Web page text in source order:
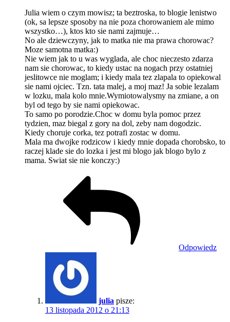
Julia wiem o czym mowisz; ta beztroska, to blogie lenistwo
(ok, sa lepsze sposoby na nie poza chorowaniem ale mimo
wszystko…), ktos kto sie nami zajmuje…
No ale dziewczyny, jak to matka nie ma prawa chorowac?
Moze samotna matka:)
Nie wiem jak to u was wyglada, ale choc nieczesto zdarza
nam sie chorowac, to kiedy ustac na nogach przy ostatniej
jeslitowce nie moglam; i kiedy mala tez zlapala to opiekowal
sie nami ojciec. Tzn. tata malej, a moj maz! Ja sobie lezalam
w lozku, mala kolo mnie.Wymiotowalysmy na zmiane, a on
byl od tego by sie nami opiekowac.
To samo po porodzie.Choc w domu byla pomoc przez
tydzien, maz biegal z gory na dol, zeby nam dogodzic.
Kiedy choruje corka, tez potrafi zostac w domu.
Mala ma dwojke rodzicow i kiedy mnie dopada chorobsko, to
raczej klade sie do lozka i jest mi blogo jak blogo bylo z
mama. Swiat sie nie konczy:)
Odpowiedz
julia pisze:
13 listopada 2012 o 21:13